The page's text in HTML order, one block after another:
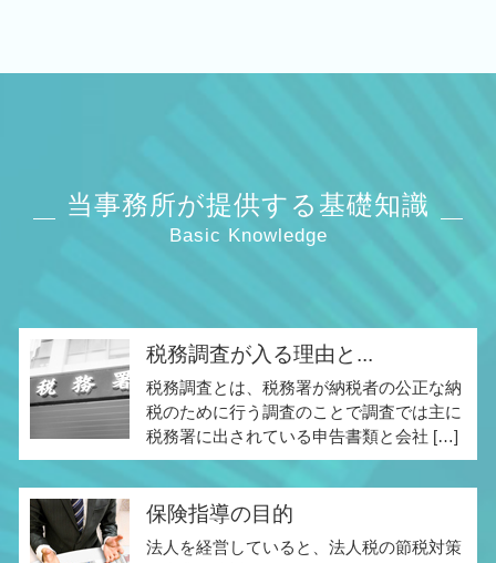
当事務所が提供する基礎知識
Basic Knowledge
税務調査が入る理由と...
税務調査とは、税務署が納税者の公正な納
税のために行う調査のことで調査では主に
税務署に出されている申告書類と会社 […]
保険指導の目的
法人を経営していると、法人税の節税対策